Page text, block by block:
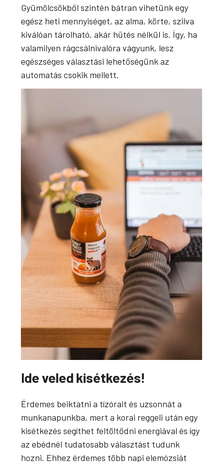
Gyümölcsökből szintén bátran vihetünk egy
egész heti mennyiséget, az alma, körte, szilva
kiválóan tárolható, akár hűtés nélkül is. Így, ha
valamilyen rágcsálnivalóra vágyunk, lesz
egészséges választási lehetőségünk az
automatás csokik mellett.
Ide veled kisétkezés!
Érdemes beiktatni a tízórait és uzsonnát a
munkanapunkba, mert a korai reggeli után egy
kisétkezés segíthet feltöltődni energiával és így
az ebédnél tudatosabb választást tudunk
hozni. Ehhez érdemes több napi elemózsiát